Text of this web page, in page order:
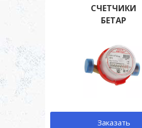
СЧЕТЧИКИ
БЕТАР
Заказать